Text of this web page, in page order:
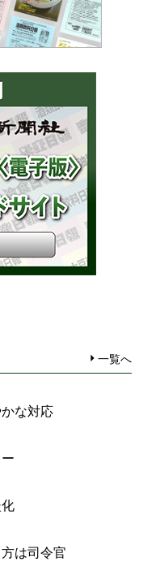
一覧へ
な対応
は司令官